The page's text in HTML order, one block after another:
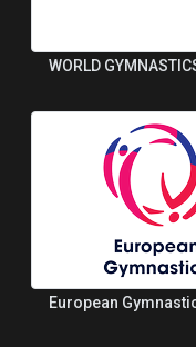
WORLD
European